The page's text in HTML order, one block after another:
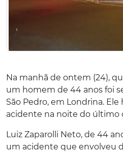
Na manhã de ontem (24),
um homem de 44 anos foi
São Pedro, em Londrina.
acidente na noite do último
Luiz Zaparolli Neto, de 44
um acidente que envolveu